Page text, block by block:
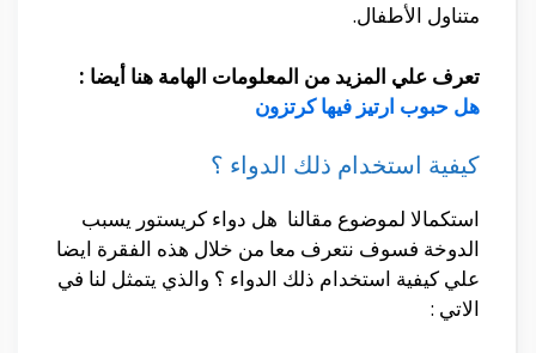
متناول الأطفال.
تعرف علي المزيد من المعلومات الهامة هنا أيضا :
هل حبوب ارتيز فيها كرتزون
كيفية استخدام ذلك الدواء ؟
استكمالا لموضوع مقالنا هل دواء كريستور يسبب
الدوخة فسوف نتعرف معا من خلال هذه الفقرة ايضا
علي كيفية استخدام ذلك الدواء ؟ والذي يتمثل لنا في
الاتي :